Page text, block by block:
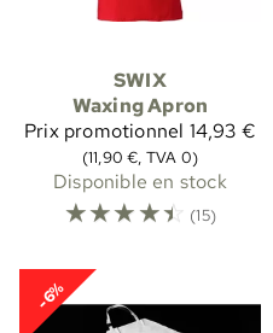
SWIX
Waxing Apron
Prix promotionnel 14,93 €
(11,90 €, TVA 0)
Disponible en stock
☆☆☆☆☆ (15)
-6%